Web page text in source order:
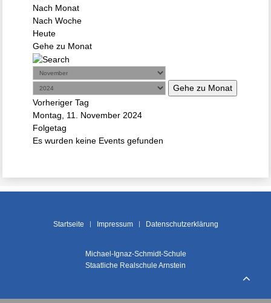
Nach Monat
Nach Woche
Heute
Gehe zu Monat
Gehe zu Monat
Vorheriger Tag
Montag, 11. November 2024
Folgetag
Es wurden keine Events gefunden
Startseite Impressum Datenschutzerklärung
Michael-Ignaz-Schmidt-Schule
Staatliche Realschule Arnstein